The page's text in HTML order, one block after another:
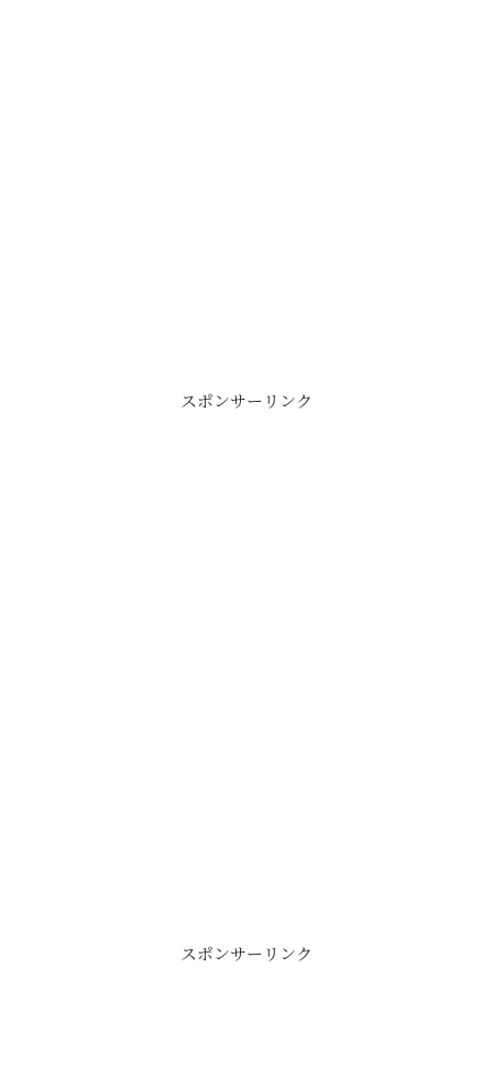
スポンサーリンク
スポンサーリンク